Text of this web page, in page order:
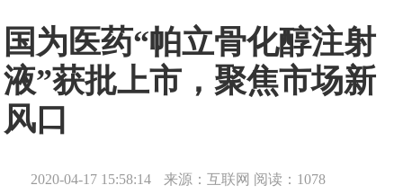
国为医药“帕立骨化醇注射
液”获批上市，聚焦市场新
风口
2020-04-17 15:58:14 来源：互联网 阅读：1078